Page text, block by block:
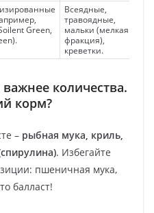
Green,
Всеядные,
травоядные,
мальки (мелкая
фракция),
креветки.
количества.
корм?
– рыбная мука, криль,
. Избегайте
пшеничная мука,
балласт!